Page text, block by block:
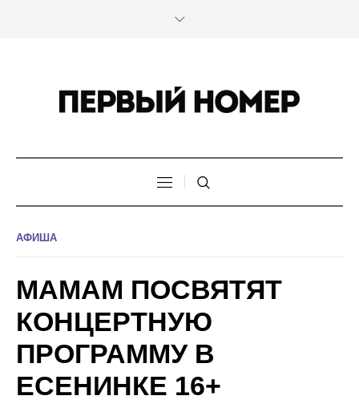
АФИША
МАМАМ ПОСВЯТЯТ
КОНЦЕРТНУЮ
ПРОГРАММУ В
ЕСЕНИНКЕ 16+